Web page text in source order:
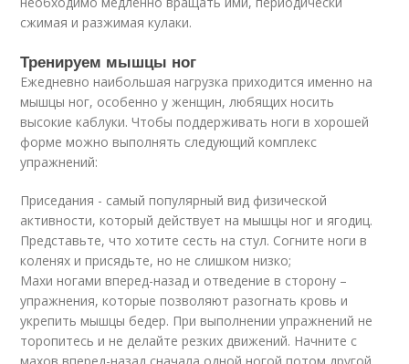
сжимая и разжимая кулаки.
Тренируем мышцы ног
Ежедневно наибольшая нагрузка приходится именно на
мышцы ног, особенно у женщин, любящих носить
высокие каблуки. Чтобы поддерживать ноги в хорошей
форме можно выполнять следующий комплекс
упражнений:
Приседания - самый популярный вид физической
активности, который действует на мышцы ног и ягодиц.
Представьте, что хотите сесть на стул. Согните ноги в
коленях и присядьте, но не слишком низко;
Махи ногами вперед-назад и отведение в сторону –
упражнения, которые позволяют разогнать кровь и
укрепить мышцы бедер. При выполнении упражнений не
торопитесь и не делайте резких движений. Начните с